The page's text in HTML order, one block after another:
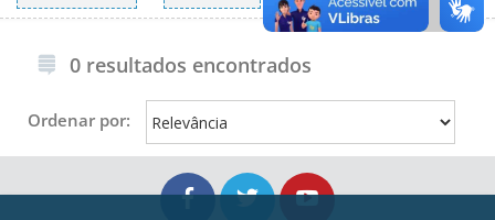
0 resultados encontrados
Ordenar por: